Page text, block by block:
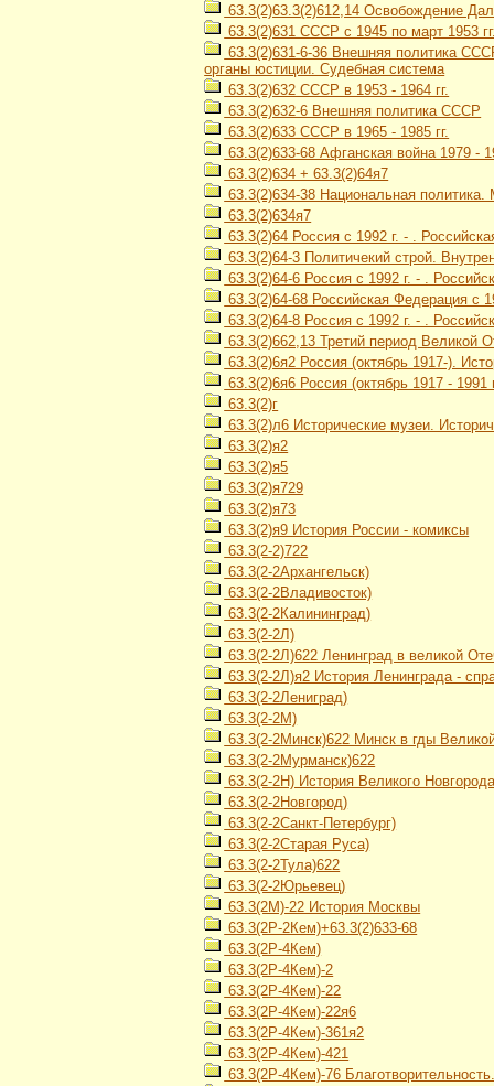
63.3(2)63.3(2)612,14 Освобождение
63.3(2)631 СССР с 1945 по март 1953
63.3(2)631-6-36 Внешняя политика
органы юстиции. Судебная система
63.3(2)632 СССР в 1953 - 1964 гг.
63.3(2)632-6 Внешняя политика СССР
63.3(2)633 СССР в 1965 - 1985 гг.
63.3(2)633-68 Афганская война 1979 -
63.3(2)634 + 63.3(2)64я7
63.3(2)634-38 Национальная
63.3(2)634я7
63.3(2)64 Россия с 1992 г. - .
63.3(2)64-3 Политичекий строй.
63.3(2)64-6 Россия с 1992 г. - .
63.3(2)64-68 Российская Федерация с
63.3(2)64-8 Россия с 1992 г. - .
63.3(2)662,13 Третий период Великой
63.3(2)6я2 Россия (октябрь 1917-).
63.3(2)6я6 Россия (октябрь 1917 -
63.3(2)г
63.3(2)л6 Исторические музеи.
63.3(2)я2
63.3(2)я5
63.3(2)я729
63.3(2)я73
63.3(2)я9 История России - комиксы
63.3(2-2)722
63.3(2-2Архангельск)
63.3(2-2Владивосток)
63.3(2-2Калининград)
63.3(2-2Л)
63.3(2-2Л)622 Ленинград в великой
63.3(2-2Л)я2 История Ленинграда -
63.3(2-2Лениград)
63.3(2-2М)
63.3(2-2Минск)622 Минск в гды
63.3(2-2Мурманск)622
63.3(2-2Н) История Великого
63.3(2-2Новгород)
63.3(2-2Санкт-Петербург)
63.3(2-2Старая Руса)
63.3(2-2Тула)622
63.3(2-2Юрьевец)
63.3(2М)-22 История Москвы
63.3(2Р-2Кем)+63.3(2)633-68
63.3(2Р-4Кем)
63.3(2Р-4Кем)-2
63.3(2Р-4Кем)-22
63.3(2Р-4Кем)-22я6
63.3(2Р-4Кем)-361я2
63.3(2Р-4Кем)-421
63.3(2Р-4Кем)-76